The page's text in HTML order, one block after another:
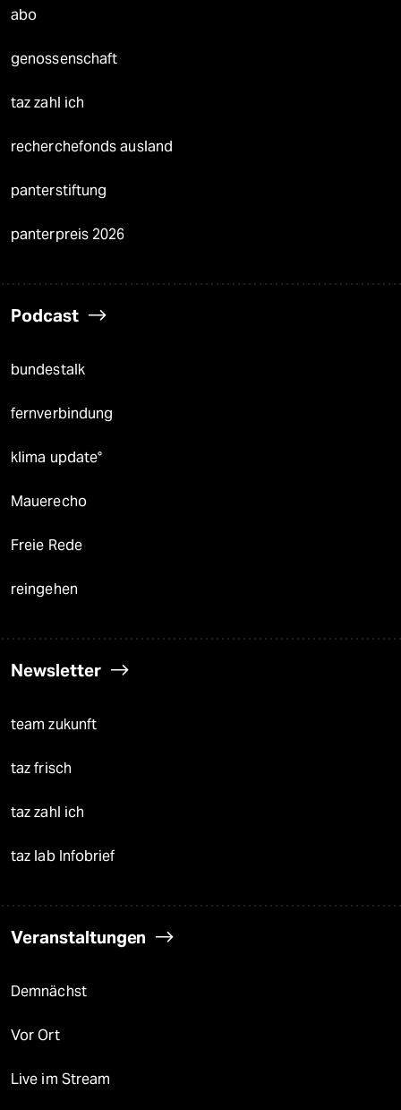
abo
genossenschaft
taz zahl ich
recherchefonds ausland
panterstiftung
panterpreis 2026
Podcast
bundestalk
fernverbindung
klima update°
Mauerecho
Freie Rede
reingehen
Newsletter
team zukunft
taz frisch
taz zahl ich
taz lab Infobrief
Veranstaltungen
Demnächst
Vor Ort
Live im Stream